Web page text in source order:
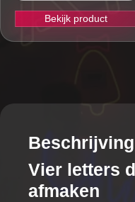
Bekijk product
variaties.
optie
gekozen
worden
Beschrijving
Vier letters
afmaken